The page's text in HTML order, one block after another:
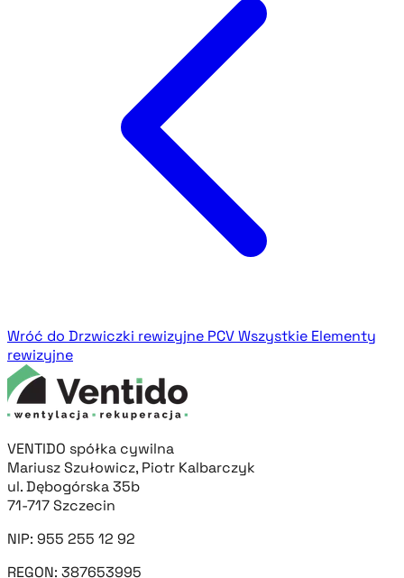
Wróć do Drzwiczki rewizyjne PCVWszystkie Elementy
rewizyjne
VENTIDO spółka cywilna
Mariusz Szułowicz, Piotr Kalbarczyk
ul. Dębogórska 35b
71-717 Szczecin
NIP: 955 255 12 92
REGON: 387653995